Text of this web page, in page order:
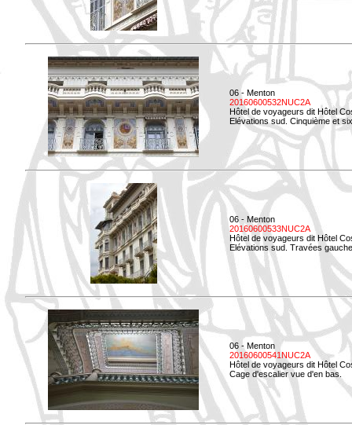
06 - Menton
20160600532NUC2A
Hôtel de voyageurs dit Hôtel
Elévations sud. Cinquième et
06 - Menton
20160600533NUC2A
Hôtel de voyageurs dit Hôtel
Elévations sud. Travées
06 - Menton
20160600541NUC2A
Hôtel de voyageurs dit Hôtel
Cage d'escalier vue d'en bas.